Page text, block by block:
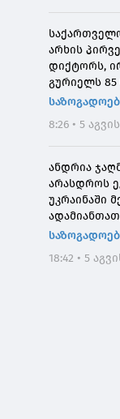
არხის
დიქტორს,
გურიელს
შეუსრულდა
8:26 • 5
ანდრია
არასდროს
უკრაინაში
შემზღუდავი
18:42 • 5